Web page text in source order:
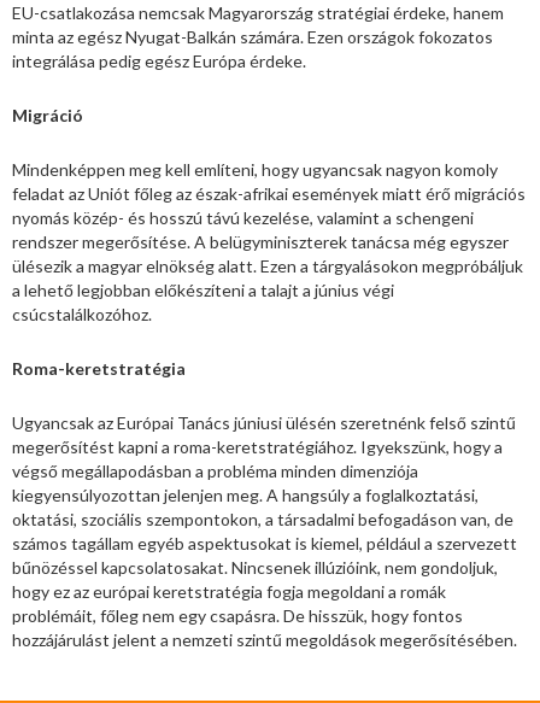
EU-csatlakozása nemcsak Magyarország stratégiai érdeke, hanem
minta az egész Nyugat-Balkán számára. Ezen országok fokozatos
integrálása pedig egész Európa érdeke.
Migráció
Mindenképpen meg kell említeni, hogy ugyancsak nagyon komoly
feladat az Uniót főleg az észak-afrikai események miatt érő migrációs
nyomás közép- és hosszú távú kezelése, valamint a schengeni
rendszer megerősítése. A belügyminiszterek tanácsa még egyszer
ülésezik a magyar elnökség alatt. Ezen a tárgyalásokon megpróbáljuk
a lehető legjobban előkészíteni a talajt a június végi
csúcstalálkozóhoz.
Roma-keretstratégia
Ugyancsak az Európai Tanács júniusi ülésén szeretnénk felső szintű
megerősítést kapni a roma-keretstratégiához. Igyekszünk, hogy a
végső megállapodásban a probléma minden dimenziója
kiegyensúlyozottan jelenjen meg. A hangsúly a foglalkoztatási,
oktatási, szociális szempontokon, a társadalmi befogadáson van, de
számos tagállam egyéb aspektusokat is kiemel, például a szervezett
bűnözéssel kapcsolatosakat. Nincsenek illúzióink, nem gondoljuk,
hogy ez az európai keretstratégia fogja megoldani a romák
problémáit, főleg nem egy csapásra. De hisszük, hogy fontos
hozzájárulást jelent a nemzeti szintű megoldások megerősítésében.